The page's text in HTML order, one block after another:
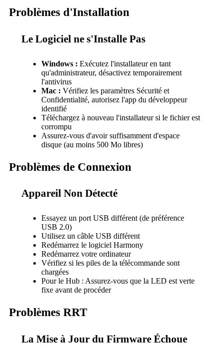
Problèmes d'Installation
Le Logiciel ne s'Installe Pas
Windows : Exécutez l'installateur en tant
qu'administrateur, désactivez temporairement
l'antivirus
Mac : Vérifiez les paramètres Sécurité et
Confidentialité, autorisez l'app du développeur
identifié
Téléchargez à nouveau l'installateur si le fichier est
corrompu
Assurez-vous d'avoir suffisamment d'espace
disque (au moins 500 Mo libres)
Problèmes de Connexion
Appareil Non Détecté
Essayez un port USB différent (de préférence
USB 2.0)
Utilisez un câble USB différent
Redémarrez le logiciel Harmony
Redémarrez votre ordinateur
Vérifiez si les piles de la télécommande sont
chargées
Pour le Hub : Assurez-vous que la LED est verte
fixe avant de procéder
Problèmes RRT
La Mise à Jour du Firmware Échoue